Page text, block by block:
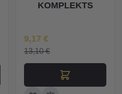
KOMPLEKTS
Īpaša Cena
9,17 €
13,10 €